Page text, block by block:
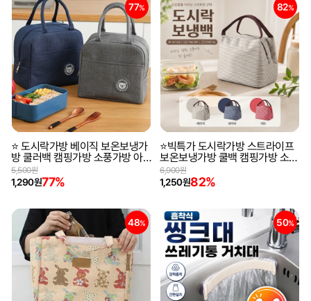
77%
⭐ 도시락가방 베이직 보온보냉가
방 쿨러백 캠핑가방 소풍가방 아
이스백 쿨링백
1,290원77%
5,500원
82%
⭐빅특가 도시락가방 스트라이프
보온보냉가방 쿨백 캠핑가방 소풍
가방 아이스백 도시락보냉백
1,250원82%
6,900원
48% 50%